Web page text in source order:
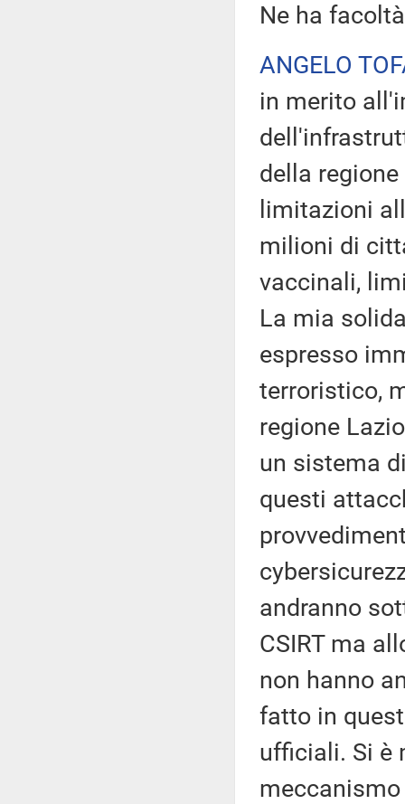
Ne ha
ANGELO
in merito
della
limitazioni
milioni di
vaccinali,
La mia
espresso
terroristico,
regione
un sistema
questi
andranno
CSIRT ma
non hanno
fatto in
ufficiali. Si è